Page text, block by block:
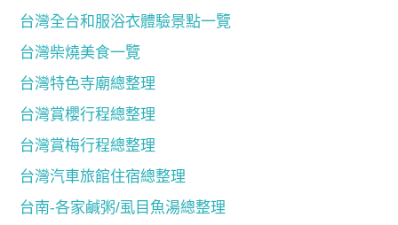
台灣全台和服浴衣體驗景點一覽
台灣柴燒美食一覽
台灣特色寺廟總整理
台灣賞櫻行程總整理
台灣賞梅行程總整理
台灣汽車旅館住宿總整理
台南-各家鹹粥/虱目魚湯總整理